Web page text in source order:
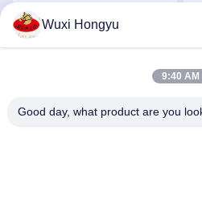
理 ヌバック 靴ブラシ 汚れ
の汚れを取り除く
最もよい価格を得なさ
い
Wuxi Hongyu
9:40 AM
Good day, what product are you